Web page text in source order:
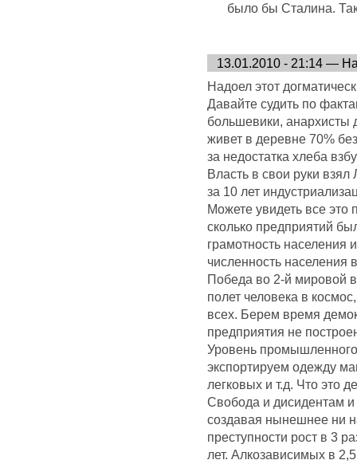
было бы Сталина.
13.01.2010 - 21:14 —
Надоел этот
Давайте судить по
большевики, анархисты
живет в деревне 70%
за недостатка хлеба
Власть в свои руки
за 10 лет
Можете увидеть все это
сколько предприятий
грамотность населения
численность населения
Победа во 2-й мировой
полет человека в
всех. Берем время
предприятия не
Уровень
экспортируем одежду
легковых и т.д. Что это
Свобода и дисидентам и
создавая нынешнее ни
преступности рост в 3
лет. Алкозависимых в